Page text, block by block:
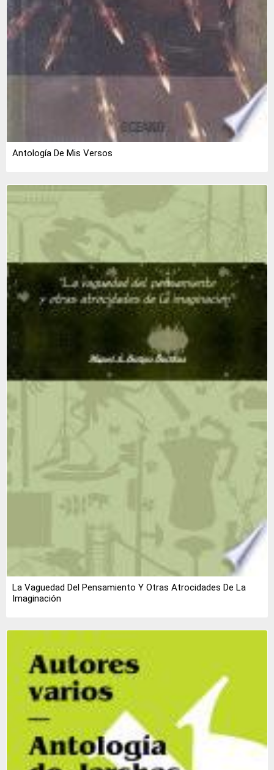
Antología De Mis Versos
La Vaguedad Del Pensamiento Y Otras Atrocidades De La
Imaginación